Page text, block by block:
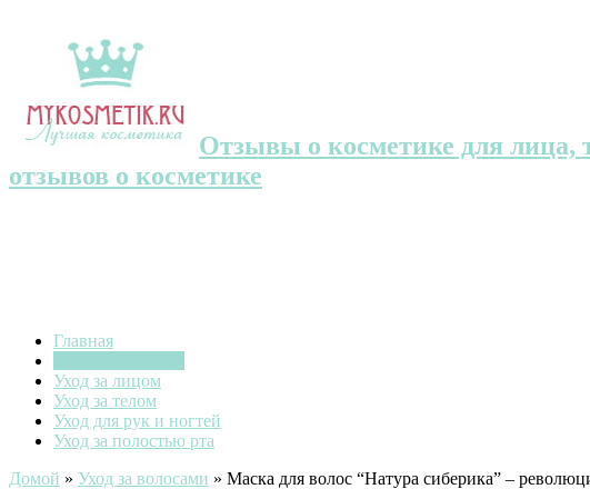
Отзывы о косметике для лица,
отзывов о косметике
Главная
Уход за лицом
Уход за телом
Уход для рук и ногтей
Уход за полостью рта
Домой » Уход за волосами » Маска для волос “Натура сиберика” –